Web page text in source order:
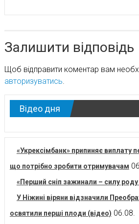
Залишити відповідь
Щоб відправити коментар вам
авторизуватись.
Відео дня
«Укрексімбанк» припиняє виплату
що потрібно зробити отримувачам
«Перший сніп зажинали – силу
У Ніжині віряни відзначили
освятили перші плоди (відео) 06.08.